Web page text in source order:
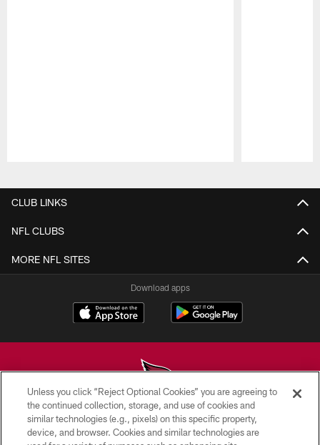
CLUB LINKS
NFL CLUBS
MORE NFL SITES
Download apps
© 2026 ARIZONA CARDINALS. ALL RIGHTS RESERVED.
Unless you click “Reject Optional Cookies” you are agreeing to
the continued collection, storage, and use of cookies and
similar technologies (e.g., pixels) on this specific property,
device, and browser. Cookies and similar technologies are